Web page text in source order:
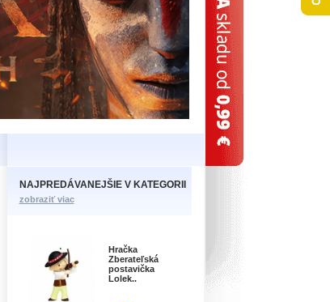
NAJPREDÁVANEJŠIE V KATEGORII
zobraziť viac
Hračka
Zberateľská
postavička
Lolek..